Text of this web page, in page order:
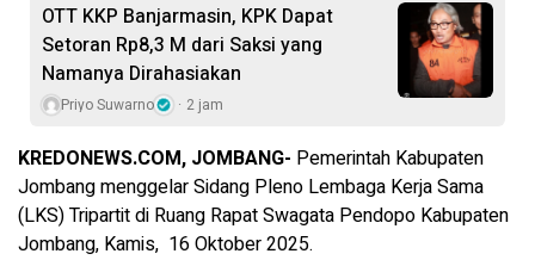
OTT KKP Banjarmasin, KPK Dapat
Setoran Rp8,3 M dari Saksi yang
Namanya Dirahasiakan
Priyo Suwarno 2 jam
KREDONEWS.COM, JOMBANG- Pemerintah Kabupaten
Jombang menggelar Sidang Pleno Lembaga Kerja Sama
(LKS) Tripartit di Ruang Rapat Swagata Pendopo Kabupaten
Jombang, Kamis, 16 Oktober 2025.